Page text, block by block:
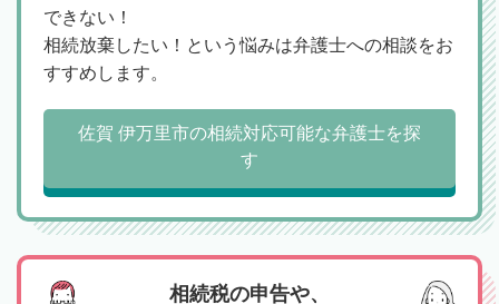
できない！
相続放棄したい！という悩みは弁護士への相談をお
すすめします。
佐賀 伊万里市の相続対応可能な弁護士を探
す
相続税の申告や、